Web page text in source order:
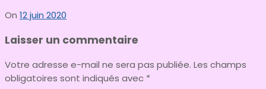
On 12 juin 2020
Laisser un commentaire
Votre adresse e-mail ne sera pas publiée. Les champs
obligatoires sont indiqués avec *